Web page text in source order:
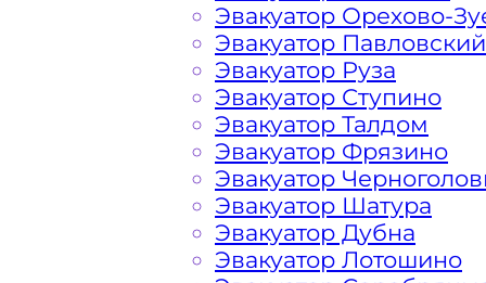
готова порадовать доступными
автомобилистов и гостей Столицы.
На стоимость эвакуации
Габариты, вес и тип
Заказанный эвакуатор
Эвакуатор Орехово-
Эвакуатор
Эвакуатор Руза
Эвакуатор Ступино
Эвакуатор Талдом
Эвакуатор Фрязино
Эвакуатор
Эвакуатор Шатура
Эвакуатор Дубна
Эвакуатор Лотошино